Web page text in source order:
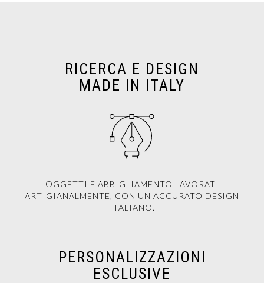
RICERCA E DESIGN
MADE IN ITALY
OGGETTI E ABBIGLIAMENTO LAVORATI
ARTIGIANALMENTE, CON UN ACCURATO DESIGN
ITALIANO.
PERSONALIZZAZIONI
ESCLUSIVE